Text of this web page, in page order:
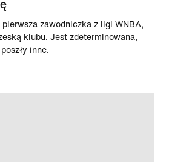
zawodniczka z ligi WNBA,
klubu. Jest zdeterminowana,
inne.